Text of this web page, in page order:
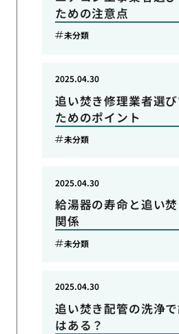
ための注意点
未分類
追い焚き修理業者選
ためのポイント
2025.04.30
未分類
給湯器の寿命と追い
関係
2025.04.30
未分類
追い焚き配管の洗浄
はある？
2025.04.30